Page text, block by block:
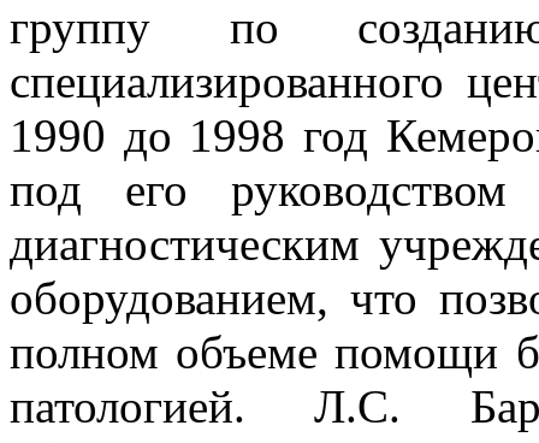
группу по
специализированного
1990 до 1998 год
под его
диагностическим
оборудованием, что
полном объеме помощи
патологией. Л.С.